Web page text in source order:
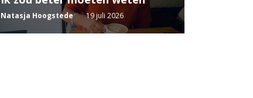
Natasja Hoogstede 19 juli 2026